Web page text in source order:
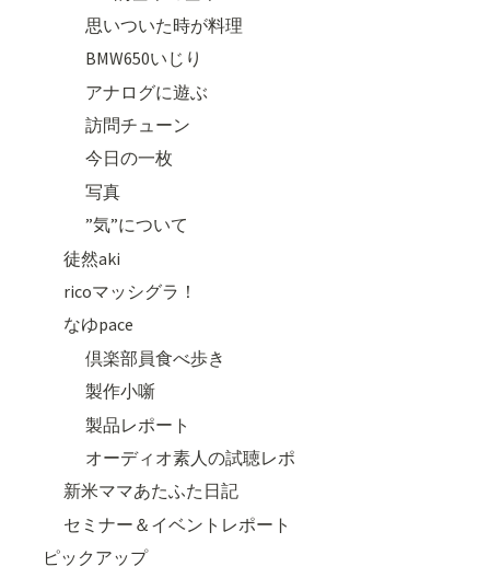
思いついた時が料理
BMW650いじり
アナログに遊ぶ
訪問チューン
今日の一枚
写真
”気”について
徒然aki
ricoマッシグラ！
なゆpace
倶楽部員食べ歩き
製作小噺
製品レポート
オーディオ素人の試聴レポ
新米ママあたふた日記
セミナー＆イベントレポート
ピックアップ